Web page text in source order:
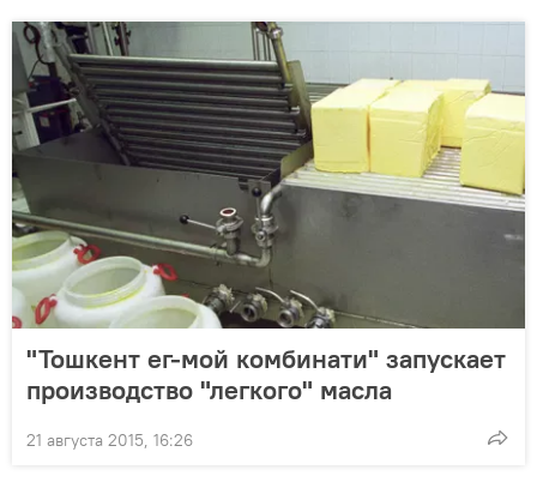
"Тошкент ег-мой комбинати" запускает
производство "легкого" масла
21 августа 2015, 16:26